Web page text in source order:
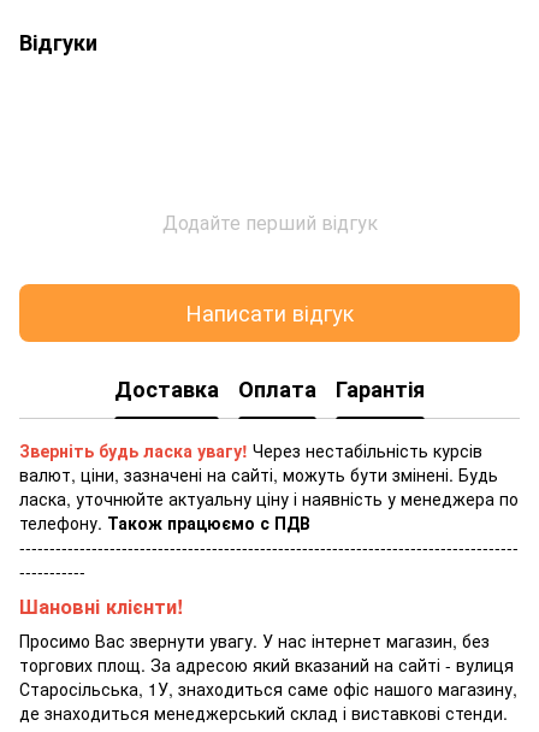
Відгуки
Додайте перший відгук
Написати відгук
Доставка Оплата Гарантія
Зверніть будь ласка увагу! Через нестабільність курсів
валют, ціни, зазначені на сайті, можуть бути змінені. Будь
ласка, уточнюйте актуальну ціну і наявність у менеджера по
телефону. Також працюємо с ПДВ
-----------------------------------------------------------------------------------
-----------
Шановні клієнти!
Просимо Вас звернути увагу. У нас інтернет магазин, без
торгових площ. За адресою який вказаний на сайті - вулиця
Старосільська, 1У, знаходиться саме офіс нашого магазину,
де знаходиться менеджерський склад і виставкові стенди.